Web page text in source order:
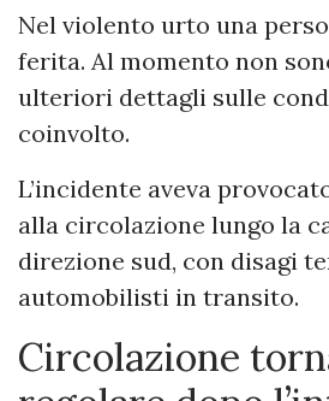
Nel violento urto una
ferita. Al momento non
ulteriori dettagli sulle
coinvolto.
L’incidente aveva
alla circolazione lungo la
direzione sud, con disagi
automobilisti in transito.
Circolazione